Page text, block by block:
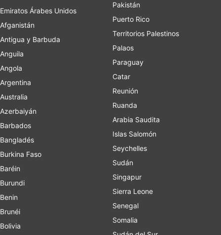
Emiratos Árabes Unidos
Afganistán
Antigua y Barbuda
Anguila
Angola
Argentina
Australia
Azerbaiyán
Barbados
Bangladés
Burkina Faso
Baréin
Burundi
Benin
Brunéi
Bolivia
Pakistán
Puerto Rico
Territorios Palestinos
Palaos
Paraguay
Catar
Reunión
Ruanda
Arabia Saudita
Islas Salomón
Seychelles
Sudán
Singapur
Sierra Leone
Senegal
Somalia